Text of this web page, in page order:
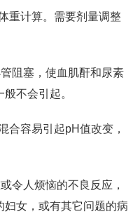
重计算。需要剂量调整
阻塞，使血肌酐和尿素
不会引起。
合容易引起pH值改变，
令人烦恼的不良反应，
妇女，或有其它问题的病